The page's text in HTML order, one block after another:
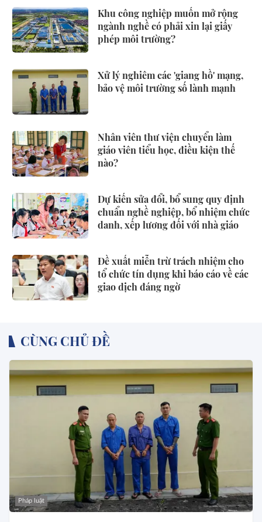
Khu công nghiệp muốn mở rộng
ngành nghề có phải xin lại giấy
phép môi trường?
Xử lý nghiêm các 'giang hồ' mạng,
bảo vệ môi trường số lành mạnh
Nhân viên thư viện chuyển làm
giáo viên tiểu học, điều kiện thế
nào?
Dự kiến sửa đổi, bổ sung quy định
chuẩn nghề nghiệp, bổ nhiệm chức
danh, xếp lương đối với nhà giáo
Đề xuất miễn trừ trách nhiệm cho
tổ chức tín dụng khi báo cáo về các
giao dịch đáng ngờ
CÙNG CHỦ ĐỀ
Pháp luật